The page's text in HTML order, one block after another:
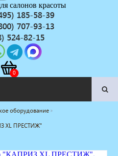
салонов красоты
185-58-39
707-93-13
524-82-15
оборудование
XL ПРЕСТИЖ"